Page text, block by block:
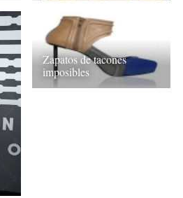
Zapatos de tacones
imposibles